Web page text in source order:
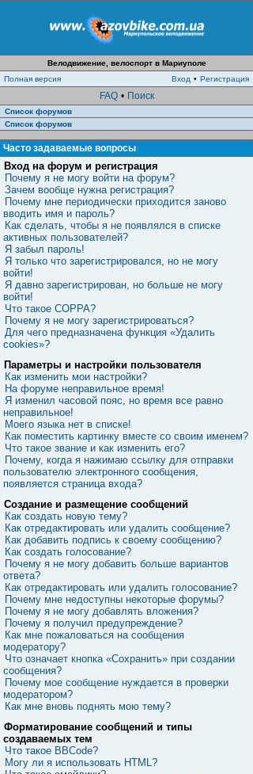
Велодвижение, велоспорт в Мариуполе
Полная версия
Вход • Регистрация
FAQ • Поиск
Список форумов
Список форумов
Часто задаваемые вопросы
Вход на форум и регистрация
Почему я не могу войти на форум?
Зачем вообще нужна регистрация?
Почему мне периодически приходится заново
вводить имя и пароль?
Как сделать, чтобы я не появлялся в списке
активных пользователей?
Я забыл пароль!
Я только что зарегистрировался, но не могу
войти!
Я давно зарегистрирован, но больше не могу
войти!
Что такое COPPA?
Почему я не могу зарегистрироваться?
Для чего предназначена функция «Удалить
cookies»?
Параметры и настройки пользователя
Как изменить мои настройки?
На форуме неправильное время!
Я изменил часовой пояс, но время все равно
неправильное!
Моего языка нет в списке!
Как поместить картинку вместе со своим именем?
Что такое звание и как изменить его?
Почему, когда я нажимаю ссылку для отправки
пользователю электронного сообщения,
появляется страница входа?
Создание и размещение сообщений
Как создать новую тему?
Как отредактировать или удалить сообщение?
Как добавить подпись к своему сообщению?
Как создать голосование?
Почему я не могу добавить больше вариантов
ответа?
Как отредактировать или удалить голосование?
Почему мне недоступны некоторые форумы?
Почему я не могу добавлять вложения?
Почему я получил предупреждение?
Как мне пожаловаться на сообщения
модератору?
Что означает кнопка «Сохранить» при создании
сообщения?
Почему мое сообщение нуждается в проверки
модератором?
Как мне вновь поднять мою тему?
Форматирование сообщений и типы
создаваемых тем
Что такое BBCode?
Могу ли я использовать HTML?